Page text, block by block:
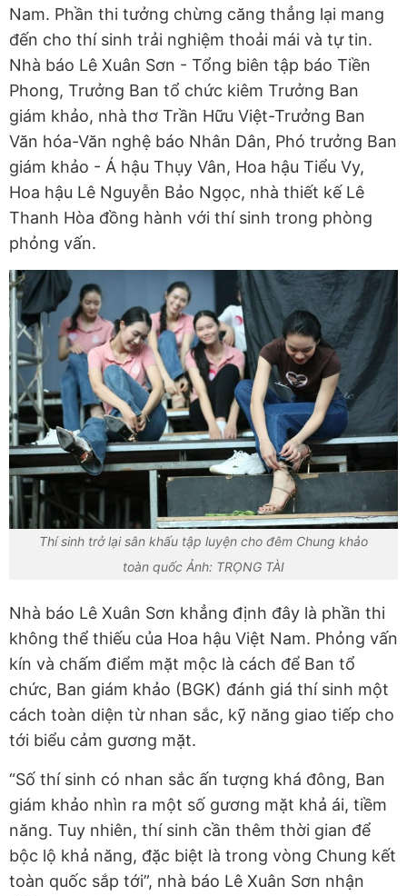
Nam. Phần thi tưởng chừng căng thẳng lại mang
đến cho thí sinh trải nghiệm thoải mái và tự tin.
Nhà báo Lê Xuân Sơn - Tổng biên tập báo Tiền
Phong, Trưởng Ban tổ chức kiêm Trưởng Ban
giám khảo, nhà thơ Trần Hữu Việt-Trưởng Ban
Văn hóa-Văn nghệ báo Nhân Dân, Phó trưởng Ban
giám khảo - Á hậu Thụy Vân, Hoa hậu Tiểu Vy,
Hoa hậu Lê Nguyễn Bảo Ngọc, nhà thiết kế Lê
Thanh Hòa đồng hành với thí sinh trong phòng
phỏng vấn.
Thí sinh trở lại sân khấu tập luyện cho đêm Chung khảo
toàn quốc Ảnh: TRỌNG TÀI
Nhà báo Lê Xuân Sơn khẳng định đây là phần thi
không thể thiếu của Hoa hậu Việt Nam. Phỏng vấn
kín và chấm điểm mặt mộc là cách để Ban tổ
chức, Ban giám khảo (BGK) đánh giá thí sinh một
cách toàn diện từ nhan sắc, kỹ năng giao tiếp cho
tới biểu cảm gương mặt.
“Số thí sinh có nhan sắc ấn tượng khá đông, Ban
giám khảo nhìn ra một số gương mặt khả ái, tiềm
năng. Tuy nhiên, thí sinh cần thêm thời gian để
bộc lộ khả năng, đặc biệt là trong vòng Chung kết
toàn quốc sắp tới”, nhà báo Lê Xuân Sơn nhận